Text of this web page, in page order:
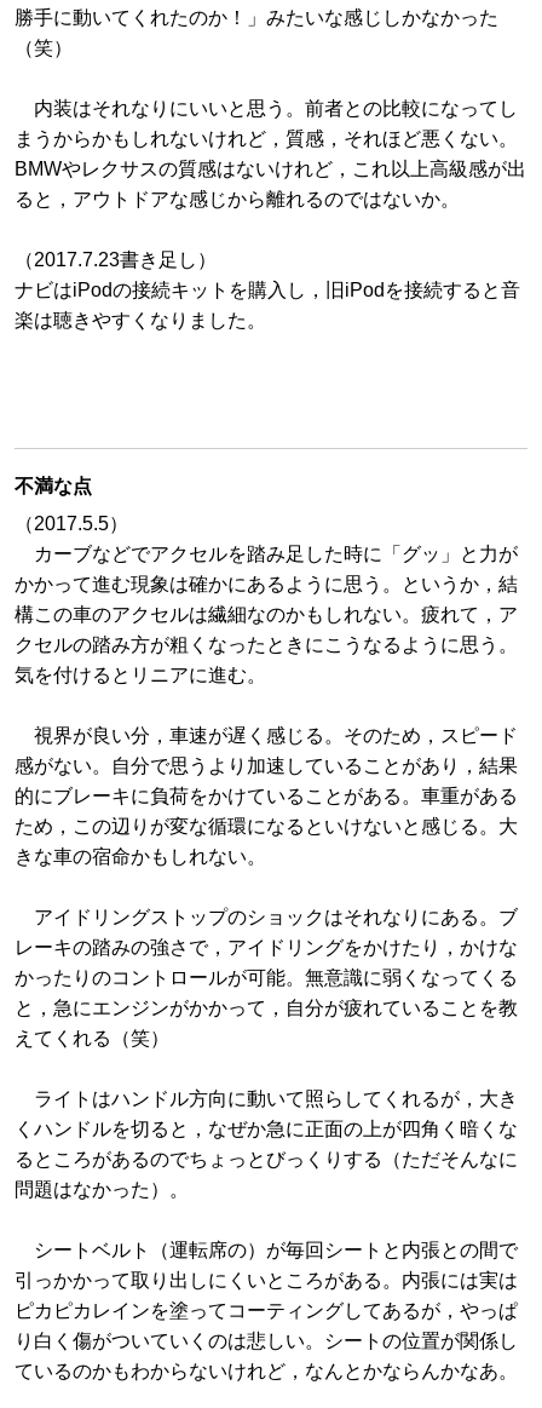
勝手に動いてくれたのか！」みたいな感じしかなかった
（笑）
内装はそれなりにいいと思う。前者との比較になってし
まうからかもしれないけれど，質感，それほど悪くない。
BMWやレクサスの質感はないけれど，これ以上高級感が出
ると，アウトドアな感じから離れるのではないか。
（2017.7.23書き足し）
ナビはiPodの接続キットを購入し，旧iPodを接続すると音
楽は聴きやすくなりました。
不満な点
（2017.5.5）
カーブなどでアクセルを踏み足した時に「グッ」と力が
かかって進む現象は確かにあるように思う。というか，結
構この車のアクセルは繊細なのかもしれない。疲れて，ア
クセルの踏み方が粗くなったときにこうなるように思う。
気を付けるとリニアに進む。
視界が良い分，車速が遅く感じる。そのため，スピード
感がない。自分で思うより加速していることがあり，結果
的にブレーキに負荷をかけていることがある。車重がある
ため，この辺りが変な循環になるといけないと感じる。大
きな車の宿命かもしれない。
アイドリングストップのショックはそれなりにある。ブ
レーキの踏みの強さで，アイドリングをかけたり，かけな
かったりのコントロールが可能。無意識に弱くなってくる
と，急にエンジンがかかって，自分が疲れていることを教
えてくれる（笑）
ライトはハンドル方向に動いて照らしてくれるが，大き
くハンドルを切ると，なぜか急に正面の上が四角く暗くな
るところがあるのでちょっとびっくりする（ただそんなに
問題はなかった）。
シートベルト（運転席の）が毎回シートと内張との間で
引っかかって取り出しにくいところがある。内張には実は
ピカピカレインを塗ってコーティングしてあるが，やっぱ
り白く傷がついていくのは悲しい。シートの位置が関係し
ているのかもわからないけれど，なんとかならんかなあ。